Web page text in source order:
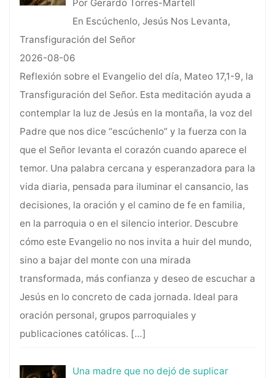
Por Gerardo Torres-Martell
En Escúchenlo, Jesús Nos Levanta,
Transfiguración del Señor
2026-08-06
Reflexión sobre el Evangelio del día, Mateo 17,1-9, la
Transfiguración del Señor. Esta meditación ayuda a
contemplar la luz de Jesús en la montaña, la voz del
Padre que nos dice “escúchenlo” y la fuerza con la
que el Señor levanta el corazón cuando aparece el
temor. Una palabra cercana y esperanzadora para la
vida diaria, pensada para iluminar el cansancio, las
decisiones, la oración y el camino de fe en familia,
en la parroquia o en el silencio interior. Descubre
cómo este Evangelio no nos invita a huir del mundo,
sino a bajar del monte con una mirada
transformada, más confianza y deseo de escuchar a
Jesús en lo concreto de cada jornada. Ideal para
oración personal, grupos parroquiales y
publicaciones católicas. […]
Una madre que no dejó de suplicar